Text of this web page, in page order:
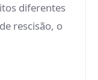
diferentes
rescisão, o